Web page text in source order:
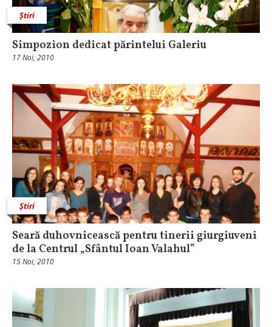
Știri
Simpozion dedicat părintelui Galeriu
17 Noi, 2010
Știri
Seară duhovnicească pentru tinerii giurgiuveni
de la Centrul „Sfântul Ioan Valahul”
15 Noi, 2010